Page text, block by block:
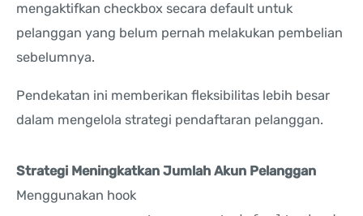
mengaktifkan checkbox secara default untuk
pelanggan yang belum pernah melakukan pembelian
sebelumnya.
Pendekatan ini memberikan fleksibilitas lebih besar
dalam mengelola strategi pendaftaran pelanggan.
Strategi Meningkatkan Jumlah Akun Pelanggan
Menggunakan hook